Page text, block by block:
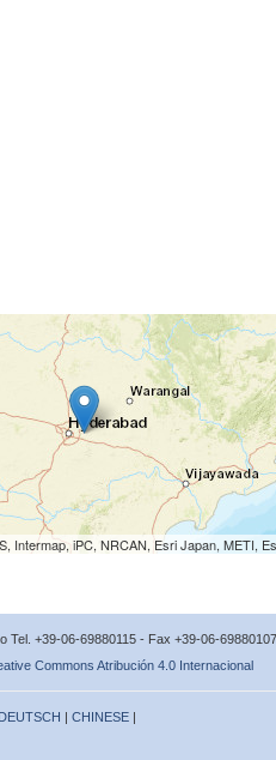
iPC, NRCAN, Esri Japan, METI,
Tel. +39-06-69880115 - Fax +39-06-69880107
Commons Atribución 4.0 Internacional
DEUTSCH | CHINESE |